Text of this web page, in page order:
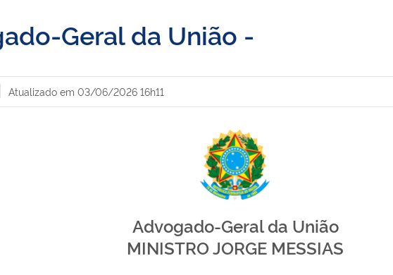
Geral da União -
Atualizado em 03/06/2026 16h11
Advogado-Geral da União
MINISTRO JORGE MESSIAS